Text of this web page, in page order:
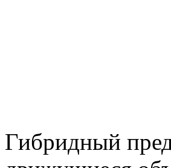
Гибридный